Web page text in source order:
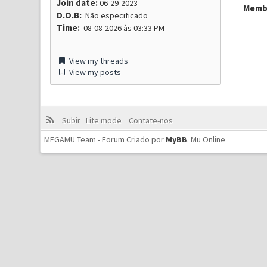
Join date:06-29-2023
D.O.B:Não especificado
Time:08-08-2026 às 03:33 PM
View my threads
View my posts
Subir Lite mode
Contate-nos
MEGAMU Team - Forum Criado por MyBB.Mu Online